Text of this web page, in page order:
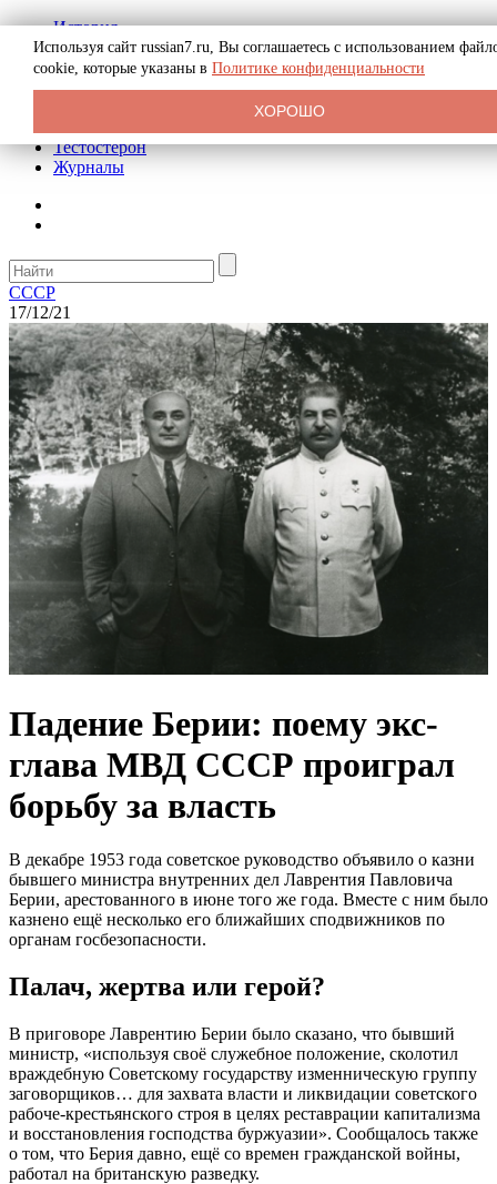
История
Биография
Криминал
Реклама на сайте
Тестостерон
Журналы
СССР
17/12/21
Падение Берии: поему экс-
глава МВД СССР проиграл
борьбу за власть
В декабре 1953 года советское руководство объявило о казни
бывшего министра внутренних дел Лаврентия Павловича
Берии, арестованного в июне того же года. Вместе с ним было
казнено ещё несколько его ближайших сподвижников по
органам госбезопасности.
Палач, жертва или герой?
В приговоре Лаврентию Берии было сказано, что бывший
министр, «используя своё служебное положение, сколотил
враждебную Советскому государству изменническую группу
заговорщиков… для захвата власти и ликвидации советского
рабоче-крестьянского строя в целях реставрации капитализма
и восстановления господства буржуазии». Сообщалось также
о том, что Берия давно, ещё со времен гражданской войны,
работал на британскую разведку.
Используя сайт russian7.ru, Вы соглашаетесь с использованием
cookie, которые указаны в Политике конфиденциальности
ХОРОШО